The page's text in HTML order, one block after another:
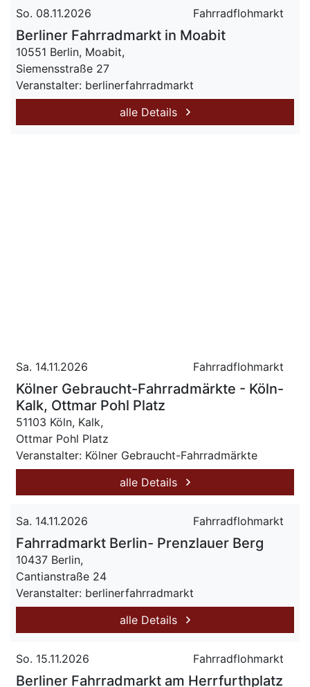
So. 08.11.2026 Fahrradflohmarkt
Berliner Fahrradmarkt in Moabit
10551 Berlin, Moabit,
Siemensstraße 27
Veranstalter: berlinerfahrradmarkt
alle Details
Sa. 14.11.2026 Fahrradflohmarkt
Kölner Gebraucht-Fahrradmärkte - Köln-
Kalk, Ottmar Pohl Platz
51103 Köln, Kalk,
Ottmar Pohl Platz
Veranstalter: Kölner Gebraucht-Fahrradmärkte
alle Details
Sa. 14.11.2026 Fahrradflohmarkt
Fahrradmarkt Berlin- Prenzlauer Berg
10437 Berlin,
Cantianstraße 24
Veranstalter: berlinerfahrradmarkt
alle Details
So. 15.11.2026 Fahrradflohmarkt
Berliner Fahrradmarkt am Herrfurthplatz